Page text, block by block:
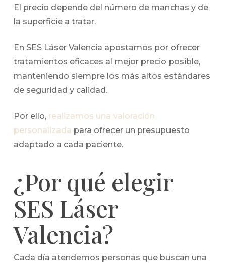
El precio depende del número de manchas y de
la superficie a tratar.
En SES Láser Valencia apostamos por ofrecer
tratamientos eficaces al mejor precio posible,
manteniendo siempre los más altos estándares
de seguridad y calidad.
Por ello,realizamos una valoración
personalizada para ofrecer un presupuesto
adaptado a cada paciente.
¿Por qué elegir
SES Láser
Valencia?
Cada día atendemos personas que buscan una